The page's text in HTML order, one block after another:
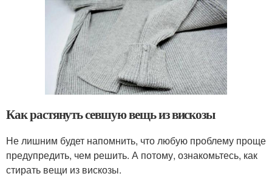
Как растянуть севшую вещь из вискозы
Не лишним будет напомнить, что любую проблему проще
предупредить, чем решить. А потому, ознакомьтесь, как
стирать вещи из вискозы.